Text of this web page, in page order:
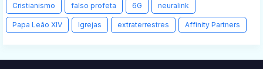
Cristianismo falso profeta 6G neuralink
Papa Leão XIV Igrejas extraterrestres Affinity Partners